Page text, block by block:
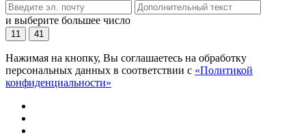
и выберите большее число
11 41
Нажимая на кнопку, Вы соглашаетесь на обработку
персональных данных в соответствии с «Политикой
конфиденциальности»